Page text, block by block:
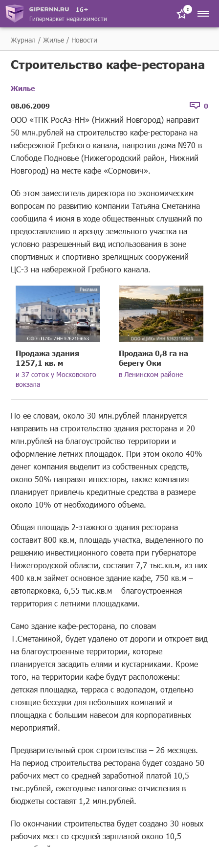
16+
Гипермаркет недвижимости
0
Журнал Жилье Новости
Строительство кафе-ресторана
Жилье
08.06.2009
0
ООО «ТПК РосАз-НН» (Нижний Новгород) направит
50 млн.рублей на строительство кафе-ресторана на
набережной Гребного канала, напротив дома №70 в
Слободе Подновье (Нижегородский район, Нижний
Новгород) на месте кафе «Сормович».
Об этом заместитель директора по экономическим
вопросам по развитию компании Татьяна Сметанина
сообщила 4 июня в ходе общественных слушаний по
предоставлению в аренду земельного участка на
условно разрешенный вид использования в зоне
спортивных и спортивно-зрелищных сооружений
ЦС-3 на набережной Гребного канала.
Продажа здания
1257,1 кв. м
и 37 соток у Московского
вокзала
Продажа 0,8 га на
берегу Оки
в Ленинском районе
По ее словам, около 30 млн.рублей планируется
направить на строительство здания ресторана и 20
млн.рублей на благоустройство территории и
оформление летних площадок. При этом около 40%
денег компания выделит из собственных средств,
около 50% направят инвесторы, также компания
планирует привлечь кредитные средства в размере
около 10% от необходимого объема.
Общая площадь 2-этажного здания ресторана
составит 800 кв.м, площадь участка, выделенного по
решению инвестиционного совета при губернаторе
Нижегородской области, составит 7,7 тыс.кв.м, из них
400 кв.м займет основное здание кафе, 750 кв.м –
автопарковка, 6,55 тыс.кв.м – благоустроенная
территория с летними площадками.
Само здание кафе-ресторана, по словам
Т.Сметаниной, будет удалено от дороги и откроет вид
на благоустроенные территории, которые
планируется засадить елями и кустарниками. Кроме
того, на территории кафе будут расположены:
детская площадка, терраса с водопадом, отдельно
стоящие беседки для небольших компаний и
площадка с большим навесом для корпоративных
мероприятий.
Предварительный срок строительства – 26 месяцев.
На период строительства ресторана будет создано 50
рабочих мест со средней заработной платой 10,5
тыс.рублей, ежегодные налоговые отчисления в
бюджеты составят 1,2 млн.рублей.
По окончании строительства будет создано 30 новых
рабочих мест со средней зарплатой около 10,5